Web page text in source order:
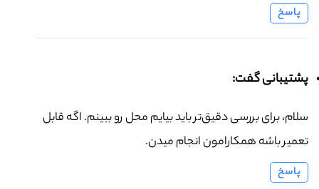
پاسخ
پشتیبانی گفت:
سلام، برای بررسی دقیق‌تر باید بیایم محل رو ببینم. اگه قابل
تعمیر باشه همکارامون انجام میدن.
پاسخ